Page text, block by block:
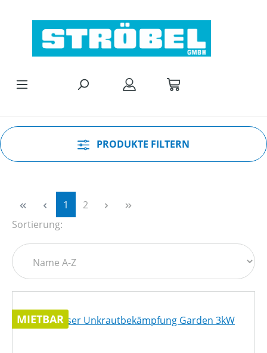
PRODUKTE FILTERN
Seite
1 Seite
2
Sortierung:
MIETBAR